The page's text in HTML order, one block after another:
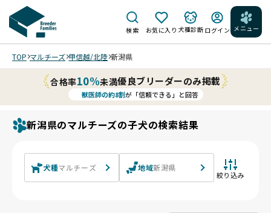
検索 お気に入り 犬種診断 ログイン メニュー
TOP マルチーズ 甲信越/北陸 新潟県
合格率10%未満優良ブリーダーのみ掲載
獣医師の約8割が「信頼できる」と回答
新潟県のマルチーズの子犬の検索結果
犬種マルチーズ 地域新潟県
絞り込み